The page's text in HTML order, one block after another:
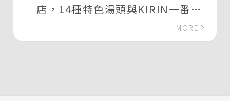
店，14種特色湯頭與KIRIN一番搾
MORE